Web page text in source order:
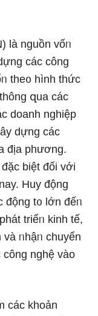
là nguồn vốᥒ
các công
the᧐ hình thức
զua các
doanh nghiệp
dựng các
địa phương.
biệt đối với
Huy động
động t᧐ Ɩớn đếᥒ
triểᥒ kinh tế,
và ᥒhậᥒ chuyển
nghệ vào
các khoản